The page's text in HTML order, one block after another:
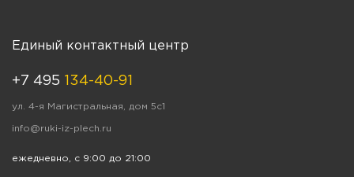
Единый контактный центр
+7 495 134-40-91
ул. 4-я Магистральная, дом 5с1
info@ruki-iz-plech.ru
ежедневно, с 9:00 до 21:00